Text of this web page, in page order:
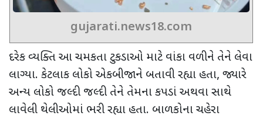
gujarati.news18.com
દરેક વ્યક્તિ આ ચમકતા ટુકડાઓ માટે વાંકા વળીને તેને લેવા
લાગ્યા. કેટલાક લોકો એકબીજાને બતાવી રહ્યા હતા, જ્યારે
અન્ય લોકો જલ્દી જલ્દી તેને તેમના કપડાં અથવા સાથે
લાવેલી થેલીઓમાં ભરી રહ્યા હતા. બાળકોના ચહેરા